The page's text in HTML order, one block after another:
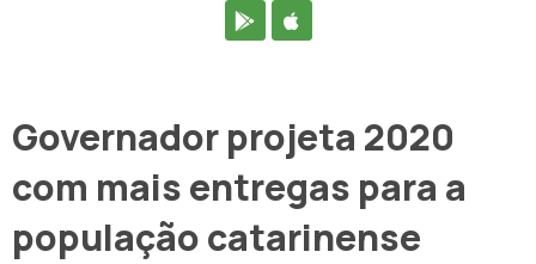
Governador projeta 2020
com mais entregas para a
população catarinense